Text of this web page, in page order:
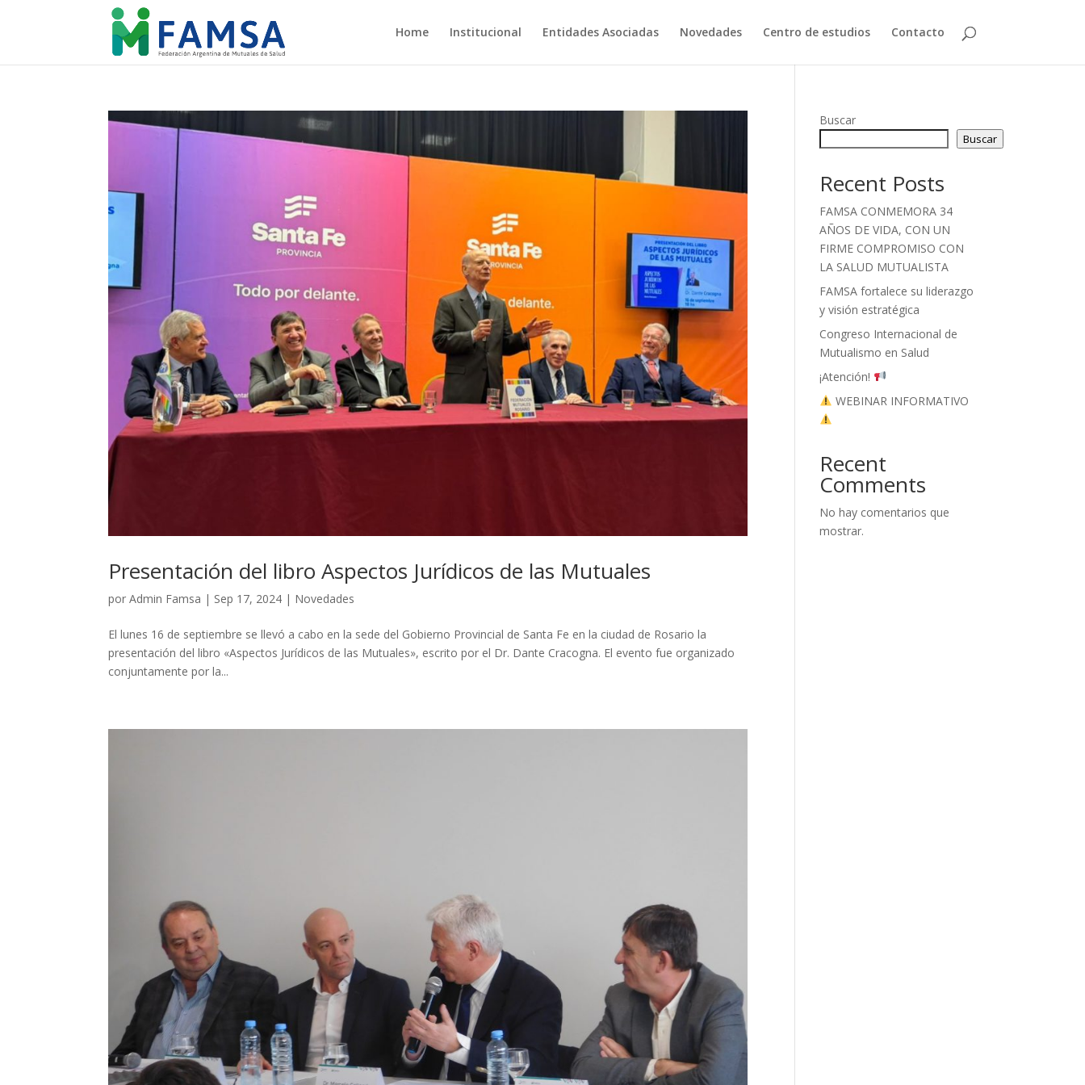
Home Institucional Entidades Asociadas Novedades Centro de estudios Contacto
Presentación del libro Aspectos Jurídicos de las Mutuales
porAdmin Famsa | Sep 17, 2024 | Novedades
El lunes 16 de septiembre se llevó a cabo en la sede del Gobierno Provincial de Santa Fe en la ciudad de Rosario la
presentación del libro «Aspectos Jurídicos de las Mutuales», escrito por el Dr. Dante Cracogna. El evento fue organizado
conjuntamente por la...
Buscar
Buscar
Recent Posts
FAMSA CONMEMORA 34
AÑOS DE VIDA, CON UN
FIRME COMPROMISO CON
LA SALUD MUTUALISTA
FAMSA fortalece su liderazgo
y visión estratégica
Congreso Internacional de
Mutualismo en Salud
¡Atención!
WEBINAR INFORMATIVO
Recent
Comments
No hay comentarios que
mostrar.